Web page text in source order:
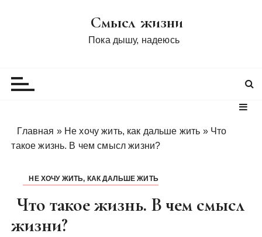
м
Смысл жизни
Пока дышу, надеюсь
Главная » Не хочу жить, как дальше жить » Что
такое жизнь. В чем смысл жизни?
НЕ ХОЧУ ЖИТЬ, КАК ДАЛЬШЕ ЖИТЬ
Что такое жизнь. В чем смысл
жизни?